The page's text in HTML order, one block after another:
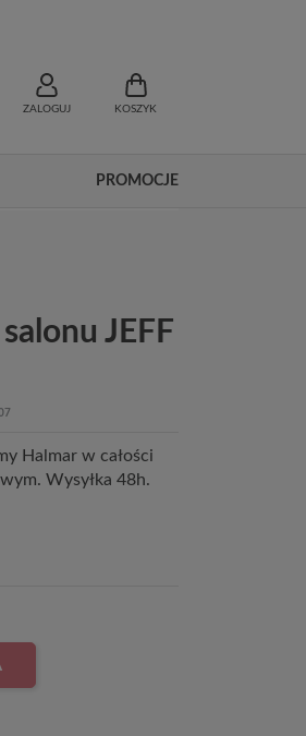
ZALOGUJ KOSZYK
PROMOCJE
JEFF
Halmar w całości
Wysyłka 48h.